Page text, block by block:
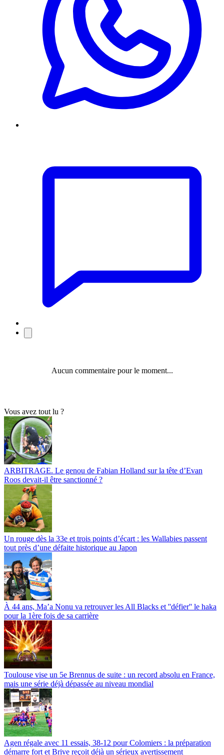
Aucun commentaire pour le moment...
Vous avez tout lu ?
ARBITRAGE. Le genou de Fabian Holland sur la tête d’Evan
Roos devait-il être sanctionné ?
Un rouge dès la 33e et trois points d’écart : les Wallabies passent
tout près d’une défaite historique au Japon
À 44 ans, Ma’a Nonu va retrouver les All Blacks et ''défier'' le haka
pour la 1ère fois de sa carrière
Toulouse vise un 5e Brennus de suite : un record absolu en France,
mais une série déjà dépassée au niveau mondial
Agen régale avec 11 essais, 38-12 pour Colomiers : la préparation
démarre fort et Brive reçoit déjà un sérieux avertissement